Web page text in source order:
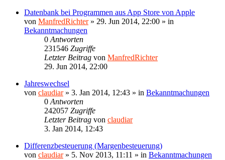
Datenbank bei Programmen aus App Store von Apple
von ManfredRichter» 29. Jun 2014, 22:00 » in
Bekanntmachungen
0 Antworten
231546 Zugriffe
Letzter Beitrag von ManfredRichter
29. Jun 2014, 22:00
Jahreswechsel
von claudiar» 3. Jan 2014, 12:43 » in Bekanntmachungen
0 Antworten
242057 Zugriffe
Letzter Beitrag von claudiar
3. Jan 2014, 12:43
Differenzbesteuerung (Margenbesteuerung)
von claudiar» 5. Nov 2013, 11:11 » in Bekanntmachungen